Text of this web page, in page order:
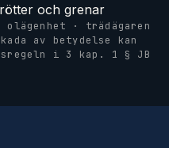
och grenar
olägenhet · trädägaren
av betydelse kan
i 3 kap. 1 § JB